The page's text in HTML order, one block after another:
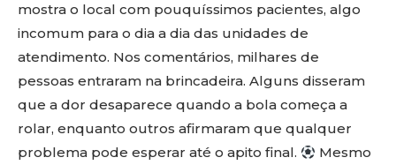
mostra o local com pouquíssimos pacientes, algo
incomum para o dia a dia das unidades de
atendimento. Nos comentários, milhares de
pessoas entraram na brincadeira. Alguns disseram
que a dor desaparece quando a bola começa a
rolar, enquanto outros afirmaram que qualquer
problema pode esperar até o apito final.
Mesmo